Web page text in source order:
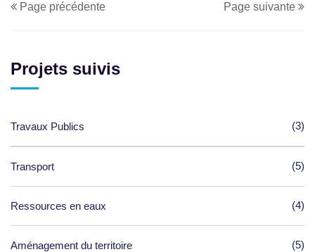
Page précédente Page suivante
Projets suivis
Travaux Publics (3)
Transport (5)
Ressources en eaux (4)
Aménagement du territoire (5)